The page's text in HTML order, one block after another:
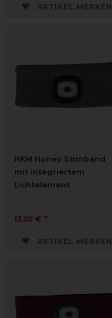
ARTIKEL MERKEN
HKM Honey Stirnband
mit integriertem
Lichtelement
13,95 € *
ARTIKEL MERKEN